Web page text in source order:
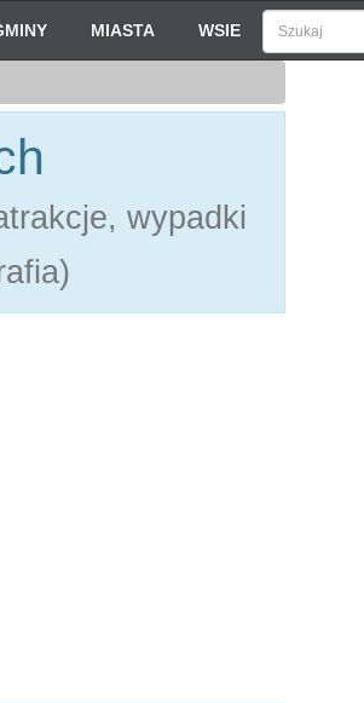
MIASTA WSIE
wypadki